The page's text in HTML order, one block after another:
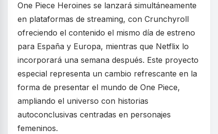
One Piece Heroines se lanzará simultáneamente
en plataformas de streaming, con Crunchyroll
ofreciendo el contenido el mismo día de estreno
para España y Europa, mientras que Netflix lo
incorporará una semana después. Este proyecto
especial representa un cambio refrescante en la
forma de presentar el mundo de One Piece,
ampliando el universo con historias
autoconclusivas centradas en personajes
femeninos.